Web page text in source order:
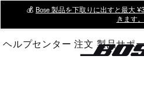
Main
💰 Bose 製品を下取りに出すと最大
きます。
ヘルプセンター 注文 製品サポ